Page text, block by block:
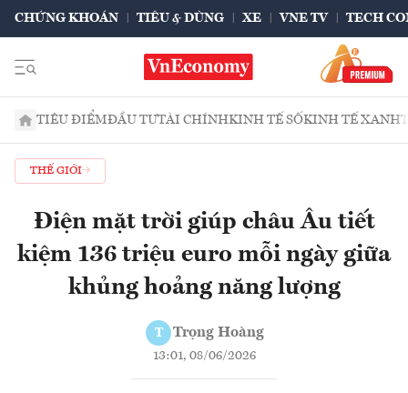
CHỨNG KHOÁN TIÊU & DÙNG XE VNE TV TECH
TIÊU ĐIỂMĐẦU TƯTÀI CHÍNHKINH TẾ SỐKINH TẾ XANH
THẾ GIỚI
Điện mặt trời giúp châu Âu tiết
kiệm 136 triệu euro mỗi ngày giữa
khủng hoảng năng lượng
T Trọng Hoàng
13:01, 08/06/2026